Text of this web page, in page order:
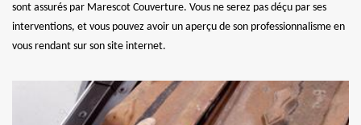
sont assurés par Marescot Couverture. Vous ne serez pas déçu par ses
interventions, et vous pouvez avoir un aperçu de son professionnalisme en
vous rendant sur son site internet.